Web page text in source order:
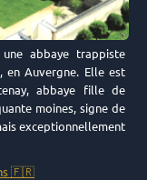
abbaye trappiste
en Auvergne. Elle est
abbaye fille de
moines, signe de
exceptionnellement
🇫🇷